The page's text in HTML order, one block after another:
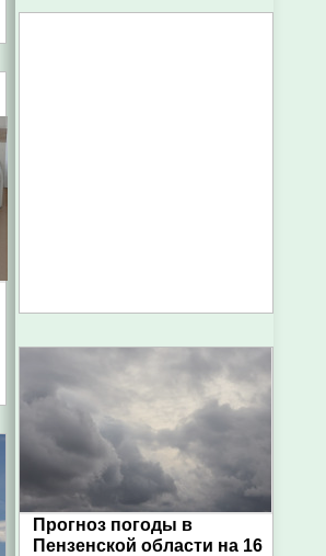
Прогноз погоды в
Пензенской области на 16